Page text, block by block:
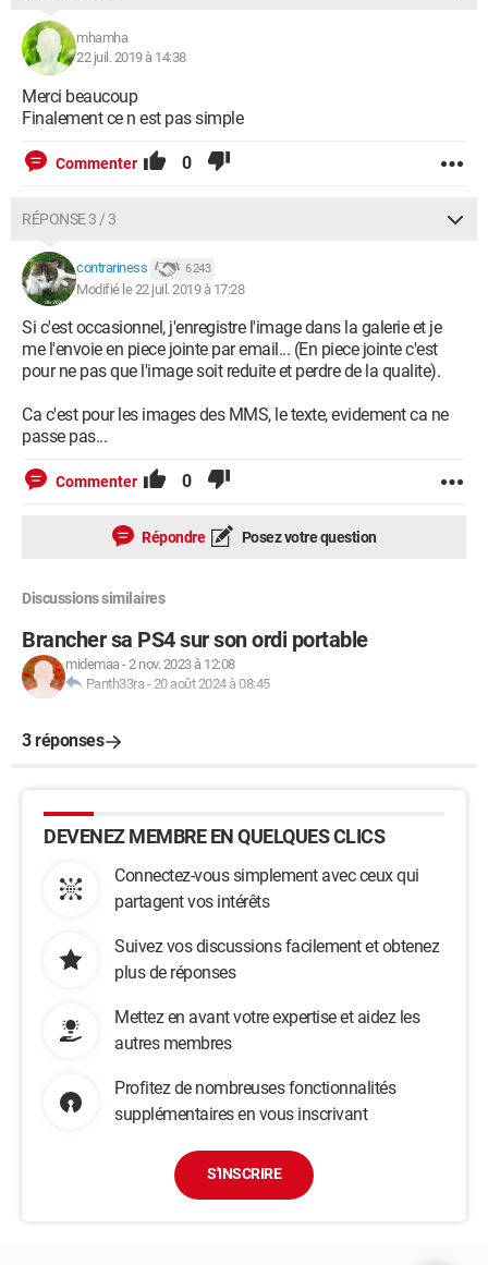
mhamha
22 juil. 2019 à 14:38
Merci beaucoup
Finalement ce n est pas simple
Commenter 0
RÉPONSE 3 / 3
contrariness 6 243
Modifié le 22 juil. 2019 à 17:28
Si c'est occasionnel, j'enregistre l'image dans la galerie et je
me l'envoie en piece jointe par email... (En piece jointe c'est
pour ne pas que l'image soit reduite et perdre de la qualite).
Ca c'est pour les images des MMS, le texte, evidement ca ne
passe pas...
Commenter 0
Répondre Posez votre question
Discussions similaires
Brancher sa PS4 sur son ordi portable
midemaa-2 nov. 2023 à 12:08
Panth33ra -20 août 2024 à 08:45
3 réponses
DEVENEZ MEMBRE EN QUELQUES CLICS
Connectez-vous simplement avec ceux qui
partagent vos intérêts
Suivez vos discussions facilement et obtenez
plus de réponses
Mettez en avant votre expertise et aidez les
autres membres
Profitez de nombreuses fonctionnalités
supplémentaires en vous inscrivant
S'INSCRIRE